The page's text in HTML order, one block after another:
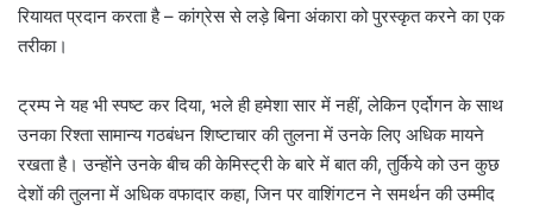
रियायत प्रदान करता है – कांग्रेस से लड़े बिना अंकारा को पुरस्कृत करने का एक
तरीका।
ट्रम्प ने यह भी स्पष्ट कर दिया, भले ही हमेशा सार में नहीं, लेकिन एर्दोगन के साथ
उनका रिश्ता सामान्य गठबंधन शिष्टाचार की तुलना में उनके लिए अधिक मायने
रखता है। उन्होंने उनके बीच की केमिस्ट्री के बारे में बात की, तुर्किये को उन कुछ
देशों की तुलना में अधिक वफादार कहा, जिन पर वाशिंगटन ने समर्थन की उम्मीद